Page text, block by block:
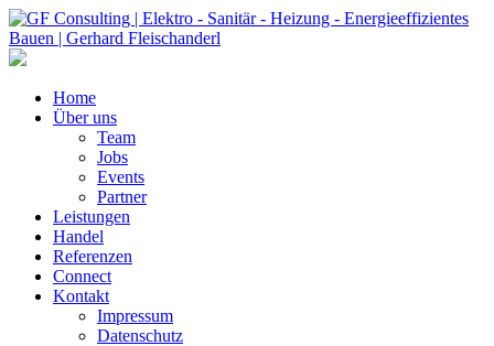
Home
Über uns
Team
Jobs
Events
Partner
Leistungen
Handel
Referenzen
Connect
Kontakt
Impressum
Datenschutz